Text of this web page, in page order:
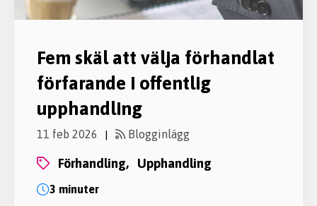
Fem skäl att välja förhandlat
förfarande i offentlig
upphandling
11 feb 2026 | Blogginlägg
förhandling, upphandling
3 minuter